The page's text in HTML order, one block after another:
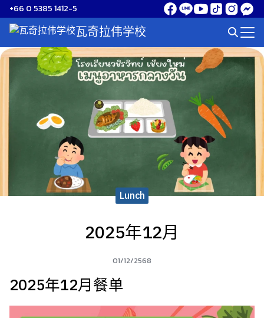
Skip
to
content
+66 0 5385 1412-5
瓦奇拉伟学校
Search
for:
Lunch
2025年12月
01/12/2568
2025年12月餐单